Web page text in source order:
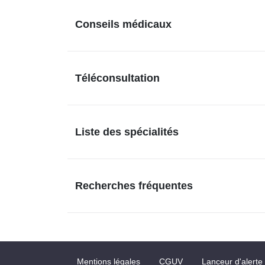
Conseils médicaux
Téléconsultation
Liste des spécialités
Recherches fréquentes
Mentions légales CGUV Lanceur d'alerte